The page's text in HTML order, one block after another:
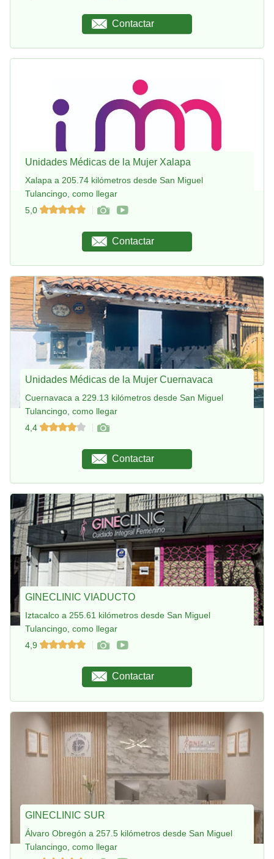
Contactar
Unidades Médicas de la Mujer Xalapa
Xalapa a 205.74 kilómetros desde San Miguel
Tulancingo, como llegar
5,0
Contactar
Unidades Médicas de la Mujer Cuernavaca
Cuernavaca a 229.13 kilómetros desde San Miguel
Tulancingo, como llegar
4,4
Contactar
GINECLINIC VIADUCTO
Iztacalco a 255.61 kilómetros desde San Miguel
Tulancingo, como llegar
4,9
Contactar
GINECLINIC SUR
Álvaro Obregón a 257.5 kilómetros desde San Miguel
Tulancingo, como llegar